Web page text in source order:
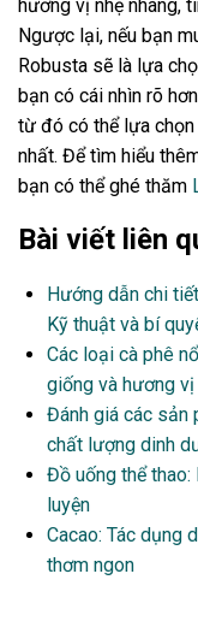
hương vị nhẹ nhàng,
Ngược lại, nếu bạn
Robusta sẽ là lựa
bạn có cái nhìn rõ
từ đó có thể lựa
nhất. Để tìm hiểu
bạn có thể ghé thăm
Bài viết liên
Hướng dẫn chi
Kỹ thuật và bí
Các loại cà phê
giống và hương vị
Đánh giá các sản
chất lượng dinh
Đồ uống thể
luyện
Cacao: Tác dụng
thơm ngon